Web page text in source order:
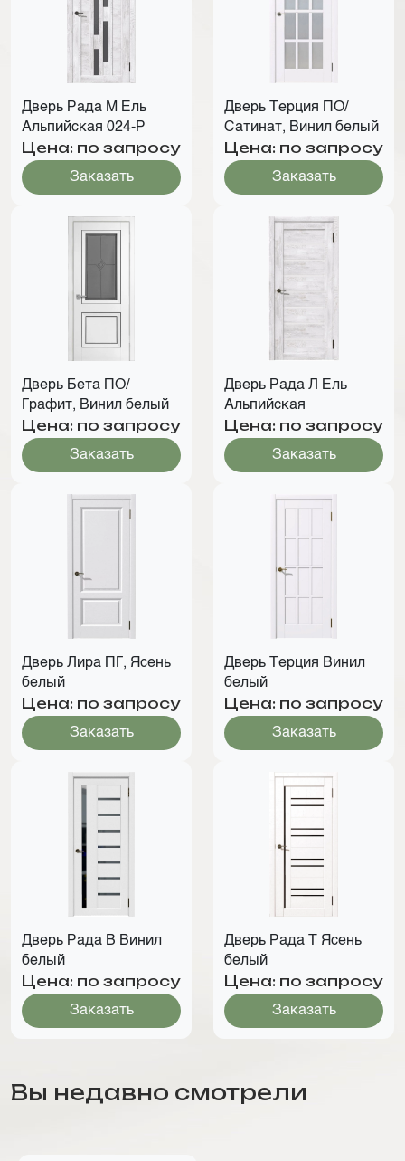
Дверь Рада М Ель
Альпийская 024-Р
Цена: по запросу
Заказать
Дверь Терция ПО/
Сатинат, Винил белый
Цена: по запросу
Заказать
Дверь Бета ПО/
Графит, Винил белый
Цена: по запросу
Заказать
Дверь Рада Л Ель
Альпийская
Цена: по запросу
Заказать
Дверь Лира ПГ, Ясень
белый
Цена: по запросу
Заказать
Дверь Терция Винил
белый
Цена: по запросу
Заказать
Дверь Рада В Винил
белый
Цена: по запросу
Заказать
Дверь Рада Т Ясень
белый
Цена: по запросу
Заказать
Вы недавно смотрели